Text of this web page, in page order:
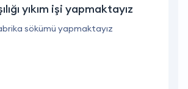
yıkım işi yapmaktayız
sökümü yapmaktayız